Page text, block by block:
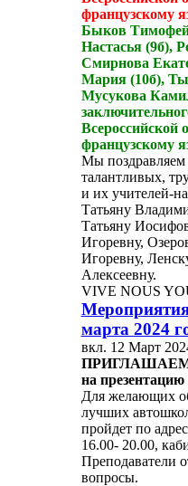
французскому
Быков Тимофей
Настасья (9б),
Смирнова
Мария (10б),
Мусукова
Всероссийской
французскому
Мы
талантливых,
и их учителей-
Татьяну
Татьяну
Игоревну,
Игоревну,
Алексеевну.
VIVE NOUS
марта 2024
вкл. 12 Март
на
Для желающих
лучших
пройдет по
16.00- 20.00,
Преподаватели
вопросы.